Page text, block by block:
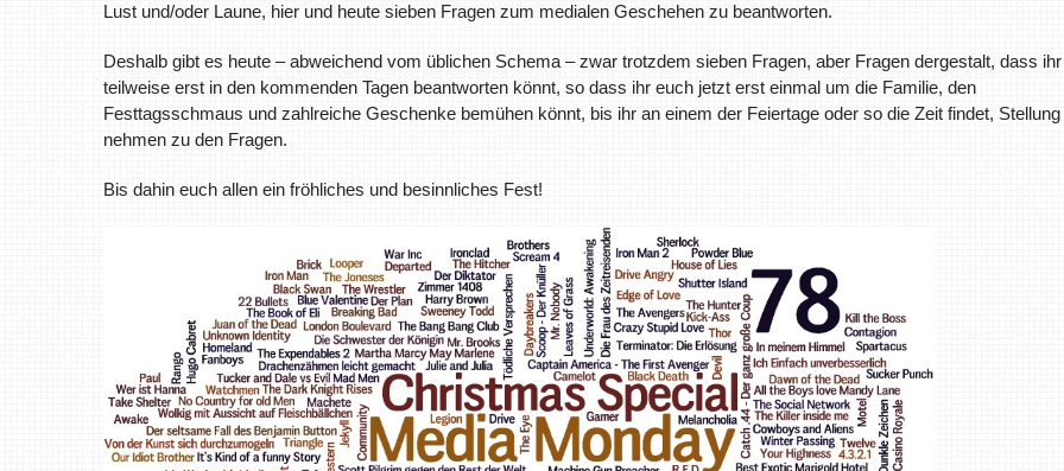
Lust und/oder Laune, hier und heute sieben Fragen zum medialen Geschehen zu beantworten.
Deshalb gibt es heute – abweichend vom üblichen Schema – zwar trotzdem sieben Fragen, aber Fragen dergestalt, dass
teilweise erst in den kommenden Tagen beantworten könnt, so dass ihr euch jetzt erst einmal um die Familie, den
Festtagsschmaus und zahlreiche Geschenke bemühen könnt, bis ihr an einem der Feiertage oder so die Zeit findet,
nehmen zu den Fragen.
Bis dahin euch allen ein fröhliches und besinnliches Fest!